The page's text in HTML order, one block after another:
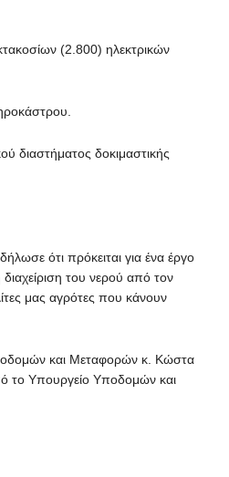
(2.800) ηλεκτρικών
διαστήματος δοκιμαστικής
ότι πρόκειται για ένα έργο
του νερού από τον
μας αγρότες που κάνουν
και Μεταφορών κ. Κώστα
το Υπουργείο Υποδομών και